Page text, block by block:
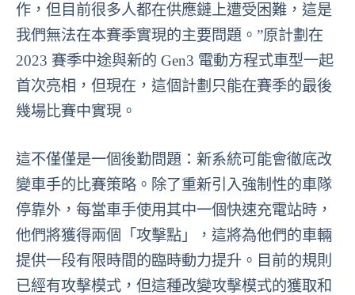
作，但目前很多人都在供應鏈上遭受困難，這是
我們無法在本賽季實現的主要問題。”原計劃在
2023 賽季中途與新的 Gen3 電動方程式車型一起
首次亮相，但現在，這個計劃只能在賽季的最後
幾場比賽中實現。
這不僅僅是一個後勤問題：新系統可能會徹底改
變車手的比賽策略。除了重新引入強制性的車隊
停靠外，每當車手使用其中一個快速充電站時，
他們將獲得兩個「攻擊點」，這將為他們的車輛
提供一段有限時間的臨時動力提升。目前的規則
已經有攻擊模式，但這種改變攻擊模式的獲取和